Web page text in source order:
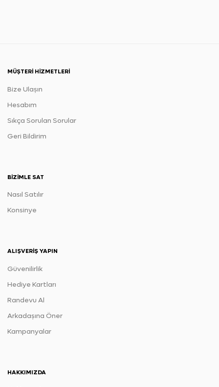
MÜŞTERI HIZMETLERI
Bize Ulaşın
Hesabım
Sıkça Sorulan Sorular
Geri Bildirim
BIZIMLE SAT
Nasıl Satılır
Konsinye
ALIŞVERIŞ YAPIN
Güvenilirlik
Hediye Kartları
Randevu Al
Arkadaşına Öner
Kampanyalar
HAKKIMIZDA